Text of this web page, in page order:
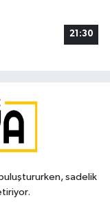
21:30
sadelik